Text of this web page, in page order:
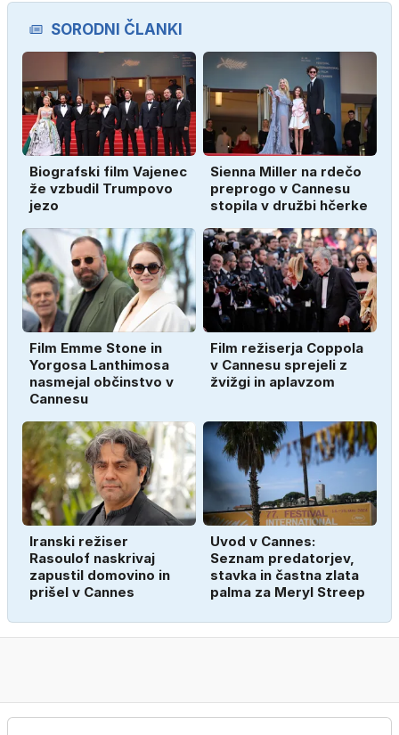
SORODNI ČLANKI
Biografski film Vajenec
že vzbudil Trumpovo
jezo
Sienna Miller na rdečo
preprogo v Cannesu
stopila v družbi hčerke
Film Emme Stone in
Yorgosa Lanthimosa
nasmejal občinstvo v
Cannesu
Film režiserja Coppola
v Cannesu sprejeli z
žvižgi in aplavzom
Iranski režiser
Rasoulof naskrivaj
zapustil domovino in
prišel v Cannes
Uvod v Cannes:
Seznam predatorjev,
stavka in častna zlata
palma za Meryl Streep